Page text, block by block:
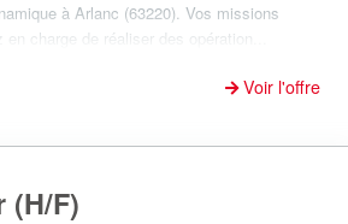
à Arlanc (63220). Vos missions
en charge de réaliser des opération...
Voir l'offre
(H/F)